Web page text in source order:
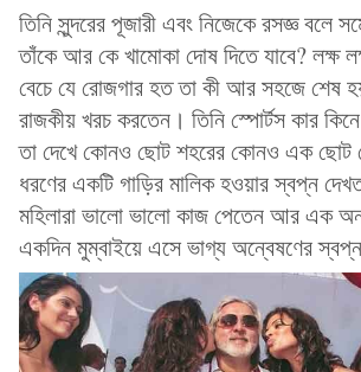
তিনি সুন্দরের পূজারী এবং নিজেকে রসজ্ঞ বলে
তাঁকে আর কে খামোকা দোষ দিতে যাবে? লক্ষ
বেচে যে রোজগার হত তা কী আর সহজে শেষ
রাজকীয় খরচ করতেন। তিনি স্পোর্টস কার
তা দেখে কোনও ছোট শহরের কোনও এক ছোট
ধরণের একটি গাড়ির মালিক হওয়ার স্বপ্ন
মহিলারা ভালো ভালো কাজ পেতেন আর এক
একদিন মুম্বাইয়ে এসে ভাগ্য অন্বেষণের